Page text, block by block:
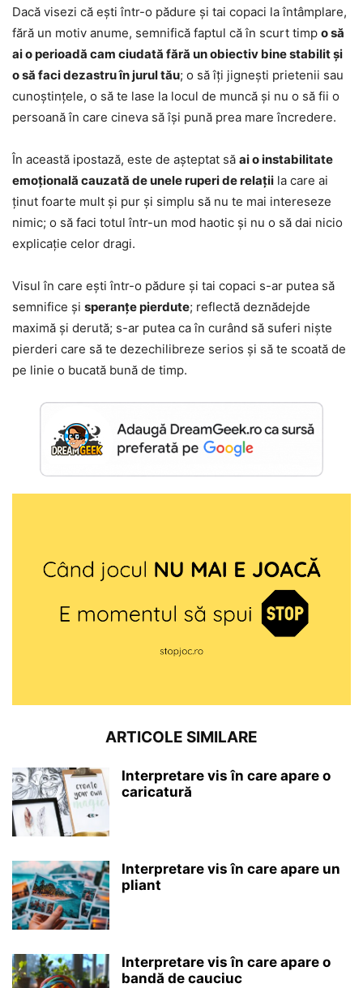
Dacă visezi că ești într-o pădure și tai copaci la întâmplare,
fără un motiv anume, semnifică faptul că în scurt timp o să
ai o perioadă cam ciudată fără un obiectiv bine stabilit și
o să faci dezastru în jurul tău; o să îți jignești prietenii sau
cunoștințele, o să te lase la locul de muncă și nu o să fii o
persoană în care cineva să își pună prea mare încredere.
În această ipostază, este de așteptat să ai o instabilitate
emoțională cauzată de unele ruperi de relații la care ai
ținut foarte mult și pur și simplu să nu te mai intereseze
nimic; o să faci totul într-un mod haotic și nu o să dai nicio
explicație celor dragi.
Visul în care ești într-o pădure și tai copaci s-ar putea să
semnifice și speranțe pierdute; reflectă deznădejde
maximă și derută; s-ar putea ca în curând să suferi niște
pierderi care să te dezechilibreze serios și să te scoată de
pe linie o bucată bună de timp.
ARTICOLE SIMILARE
Interpretare vis în care apare o
caricatură
Interpretare vis în care apare un
pliant
Interpretare vis în care apare o
bandă de cauciuc